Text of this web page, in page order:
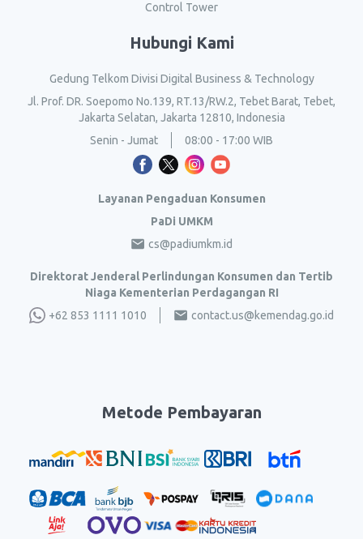
Control Tower
Hubungi Kami
Gedung Telkom Divisi Digital Business & Technology
Jl. Prof. DR. Soepomo No.139, RT.13/RW.2, Tebet Barat, Tebet,
Jakarta Selatan, Jakarta 12810, Indonesia
Senin - Jumat
08:00 - 17:00 WIB
Layanan Pengaduan Konsumen
PaDi UMKM
cs@padiumkm.id
Direktorat Jenderal Perlindungan Konsumen dan Tertib
Niaga Kementerian Perdagangan RI
+62 853 1111 1010
contact.us@kemendag.go.id
Metode Pembayaran